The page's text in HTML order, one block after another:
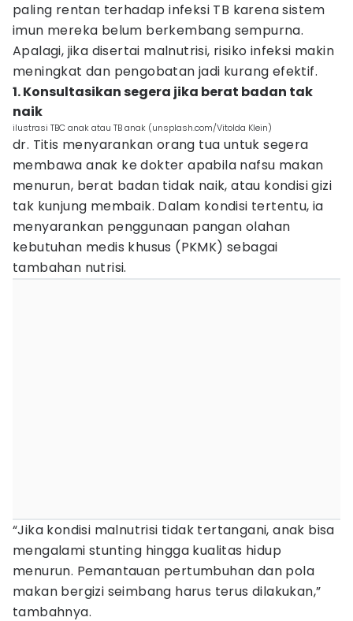
paling rentan terhadap infeksi TB karena sistem
imun mereka belum berkembang sempurna.
Apalagi, jika disertai malnutrisi, risiko infeksi makin
meningkat dan pengobatan jadi kurang efektif.
1. Konsultasikan segera jika berat badan tak
naik
ilustrasi TBC anak atau TB anak (unsplash.com/Vitolda Klein)
dr. Titis menyarankan orang tua untuk segera
membawa anak ke dokter apabila nafsu makan
menurun, berat badan tidak naik, atau kondisi gizi
tak kunjung membaik. Dalam kondisi tertentu, ia
menyarankan penggunaan pangan olahan
kebutuhan medis khusus (PKMK) sebagai
tambahan nutrisi.
“Jika kondisi malnutrisi tidak tertangani, anak bisa
mengalami stunting hingga kualitas hidup
menurun. Pemantauan pertumbuhan dan pola
makan bergizi seimbang harus terus dilakukan,”
tambahnya.